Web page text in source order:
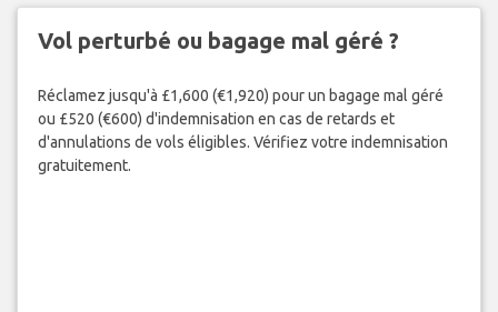
Vol perturbé ou bagage mal géré ?
Réclamez jusqu'à £1,600 (€1,920) pour un bagage mal géré
ou £520 (€600) d'indemnisation en cas de retards et
d'annulations de vols éligibles. Vérifiez votre indemnisation
gratuitement.